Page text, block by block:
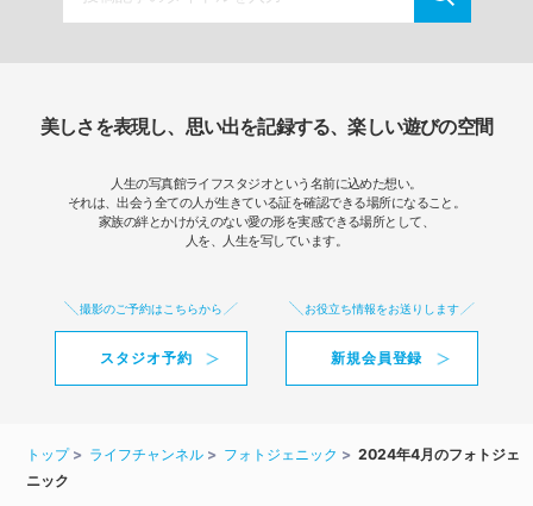
美しさを表現し、思い出を記録する、楽しい遊びの空間
人生の写真館ライフスタジオという名前に込めた想い。
それは、出会う全ての人が生きている証を確認できる場所になること。
家族の絆とかけがえのない愛の形を実感できる場所として、
人を、人生を写しています。
撮影のご予約はこちらから
スタジオ予約
お役立ち情報をお送りします
新規会員登録
トップ ライフチャンネル フォトジェニック
2024年4月のフォトジェ
ニック